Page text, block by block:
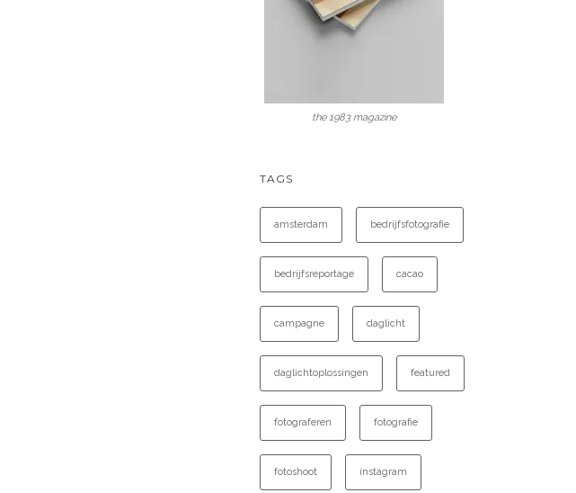
the 1983 magazine
TAGS
amsterdam bedrijfsfotografie
bedrijfsreportage cacao
campagne daglicht
daglichtoplossingen featured
fotograferen fotografie
fotoshoot instagram